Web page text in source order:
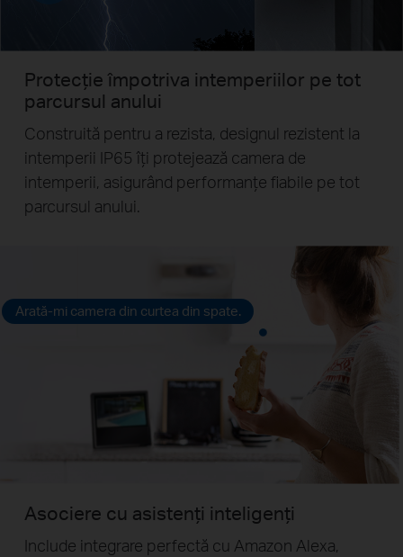
Protecție împotriva intemperiilor pe tot
parcursul anului
Construită pentru a rezista, designul rezistent la
intemperii IP65 îți protejează camera de
intemperii, asigurând performanțe fiabile pe tot
parcursul anului.
Arată-mi camera din curtea din spate.
Asociere cu asistenți inteligenți
Include integrare perfectă cu Amazon Alexa,